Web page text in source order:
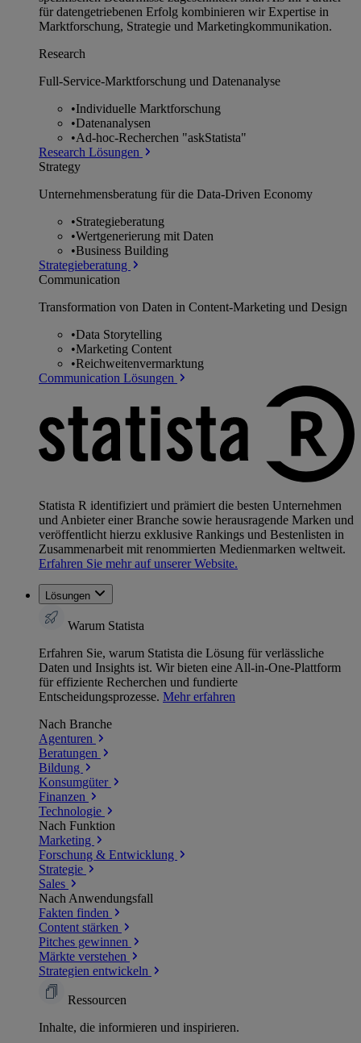
für datengetriebenen Erfolg kombinieren wir Expertise in
Marktforschung, Strategie und Marketingkommunikation.
Research
Full-Service-Marktforschung und Datenanalyse
•Individuelle Marktforschung
•Datenanalysen
•Ad-hoc-Recherchen "askStatista"
Research Lösungen
Strategy
Unternehmens­beratung für die Data-Driven Economy
•Strategieberatung
•Wertgenerierung mit Daten
•Business Building
Strategieberatung
Communication
Transformation von Daten in Content-Marketing und Design
•Data Storytelling
•Marketing Content
•Reichweitenvermarktung
Communication Lösungen
Statista R identifiziert und prämiert die besten Unternehmen
und Anbieter einer Branche sowie herausragende Marken und
veröffentlicht hierzu exklusive Rankings und Bestenlisten in
Zusammenarbeit mit renommierten Medienmarken weltweit.
Erfahren Sie mehr auf unserer Website.
Lösungen
Warum Statista
Erfahren Sie, warum Statista die Lösung für verlässliche
Daten und Insights ist. Wir bieten eine All-in-One-Plattform
für effiziente Recherchen und fundierte
Entscheidungsprozesse. Mehr erfahren
Nach Branche
Agenturen
Beratungen
Bildung
Konsumgüter
Finanzen
Technologie
Nach Funktion
Marketing
Forschung & Entwicklung
Strategie
Sales
Nach Anwendungsfall
Fakten finden
Content stärken
Pitches gewinnen
Märkte verstehen
Strategien entwickeln
Ressourcen
Inhalte, die informieren und inspirieren.